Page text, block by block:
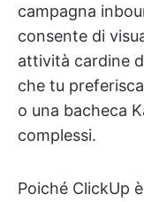
campagna
consente di
attività cardine
che tu
o una bacheca
complessi.
Poiché ClickUp